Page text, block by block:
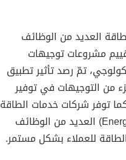
العديد من الوظائف
مشروعات توجيهات
تمّ رصد تأثير تطبيق
من التوجيهات في توفير
وظيفة عام 2020م، كما توفر شركات خدمات الطاقة
(بالإنجليزية: Energy Service Companies) العديد من الوظائف
للعملاء بشكل مستمر.